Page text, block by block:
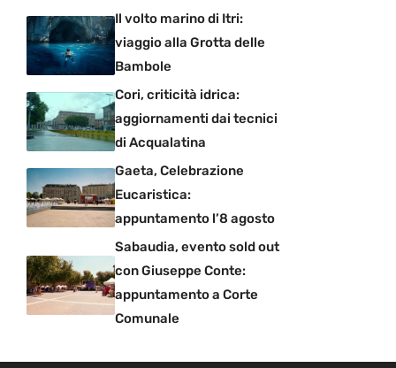
Il volto marino di Itri:
viaggio alla Grotta delle
Bambole
Cori, criticità idrica:
aggiornamenti dai tecnici
di Acqualatina
Gaeta, Celebrazione
Eucaristica:
appuntamento l’8 agosto
Sabaudia, evento sold out
con Giuseppe Conte:
appuntamento a Corte
Comunale